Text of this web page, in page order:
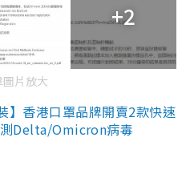
+2
圖片放大
】香港口罩品牌開賣2款快速
Delta/Omicron病毒